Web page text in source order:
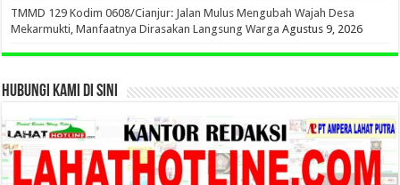
TMMD 129 Kodim 0608/Cianjur: Jalan Mulus Mengubah Wajah Desa
Mekarmukti, Manfaatnya Dirasakan Langsung Warga Agustus 9, 2026
HUBUNGI KAMI DI SINI